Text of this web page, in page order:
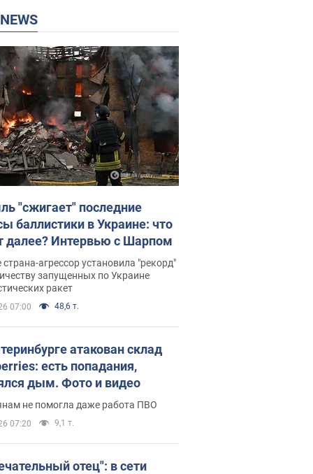
NEWS
"сжигает" последние
баллистики в Украине: что
далее? Интервью с Шарпом
агрессор установила "рекорд"
запущенных по Украине
ракет
07:00 48,6 т.
атакован склад
есть попадания,
дым. Фото и видео
не помогла даже работа ПВО
07:20 9,1 т.
отец": в сети